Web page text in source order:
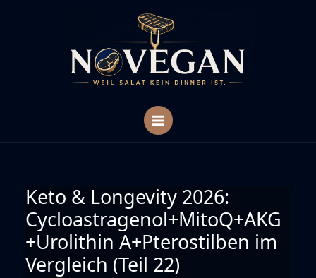
Keto & Longevity 2026:
Cycloastragenol+MitoQ+AKG
+Urolithin A+Pterostilben im
Vergleich (Teil 22)